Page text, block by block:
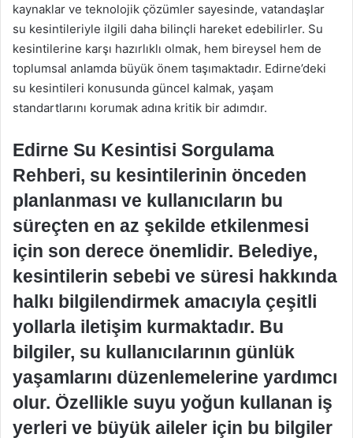
kaynaklar ve teknolojik çözümler sayesinde, vatandaşlar
su kesintileriyle ilgili daha bilinçli hareket edebilirler. Su
kesintilerine karşı hazırlıklı olmak, hem bireysel hem de
toplumsal anlamda büyük önem taşımaktadır. Edirne’deki
su kesintileri konusunda güncel kalmak, yaşam
standartlarını korumak adına kritik bir adımdır.
Edirne Su Kesintisi Sorgulama
Rehberi, su kesintilerinin önceden
planlanması ve kullanıcıların bu
süreçten en az şekilde etkilenmesi
için son derece önemlidir. Belediye,
kesintilerin sebebi ve süresi hakkında
halkı bilgilendirmek amacıyla çeşitli
yollarla iletişim kurmaktadır. Bu
bilgiler, su kullanıcılarının günlük
yaşamlarını düzenlemelerine yardımcı
olur. Özellikle suyu yoğun kullanan iş
yerleri ve büyük aileler için bu bilgiler